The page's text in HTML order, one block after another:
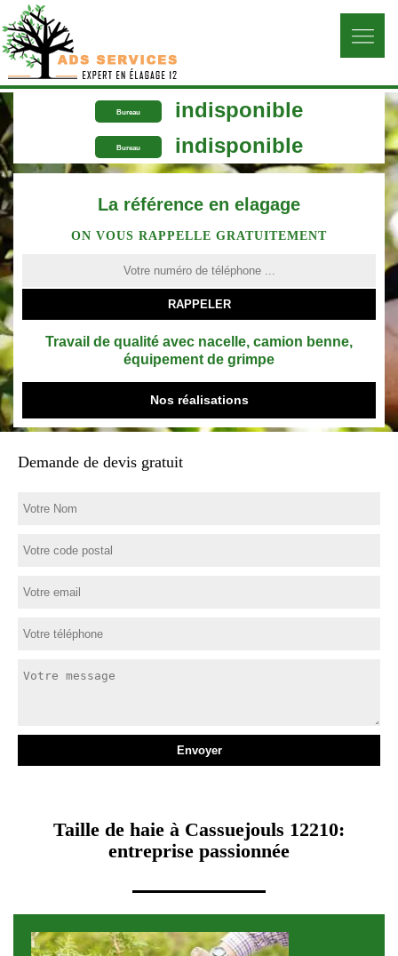
Bureau indisponible
Bureau indisponible
La référence en elagage
ON VOUS RAPPELLE GRATUITEMENT
Travail de qualité avec nacelle, camion benne,
équipement de grimpe
Nos réalisations
Demande de devis gratuit
Taille de haie à Cassuejouls 12210:
entreprise passionnée